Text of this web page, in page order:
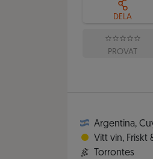
DELA
PROVAT
Argentina,
Vitt vin, Friskt
Torrontes